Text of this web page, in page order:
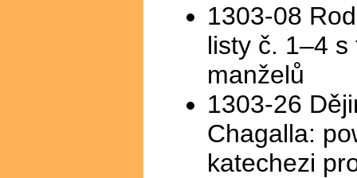
1303-08
listy č. 1–4
manželů
1303-26
Chagalla:
katechezi